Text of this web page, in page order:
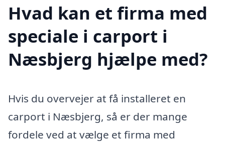
Hvad kan et firma med
speciale i carport i
Næsbjerg hjælpe med?
Hvis du overvejer at få installeret en
carport i Næsbjerg, så er der mange
fordele ved at vælge et firma med